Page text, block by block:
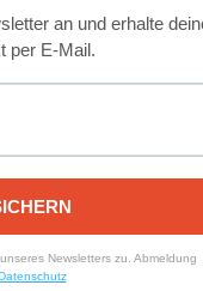
an und erhalte
per E-Mail.
Newsletters zu. Abmeldung